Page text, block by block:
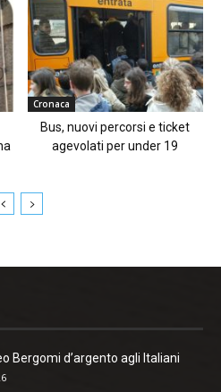
Cronaca
Bus, nuovi percorsi e ticket
agevolati per under 19
Bergomi d’argento agli Italiani